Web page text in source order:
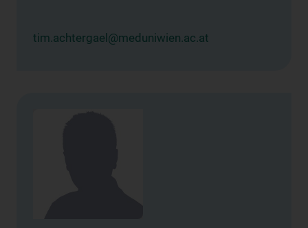
tim.achtergael@meduniwien.ac.at